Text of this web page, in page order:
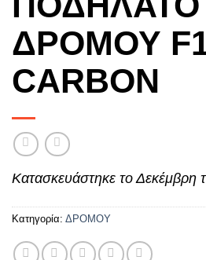
ΔΡΟΜΟΥ
CARBON
Κατασκευάστηκε το Δεκέμβρη
Κατηγορία: ΔΡΟΜΟΥ